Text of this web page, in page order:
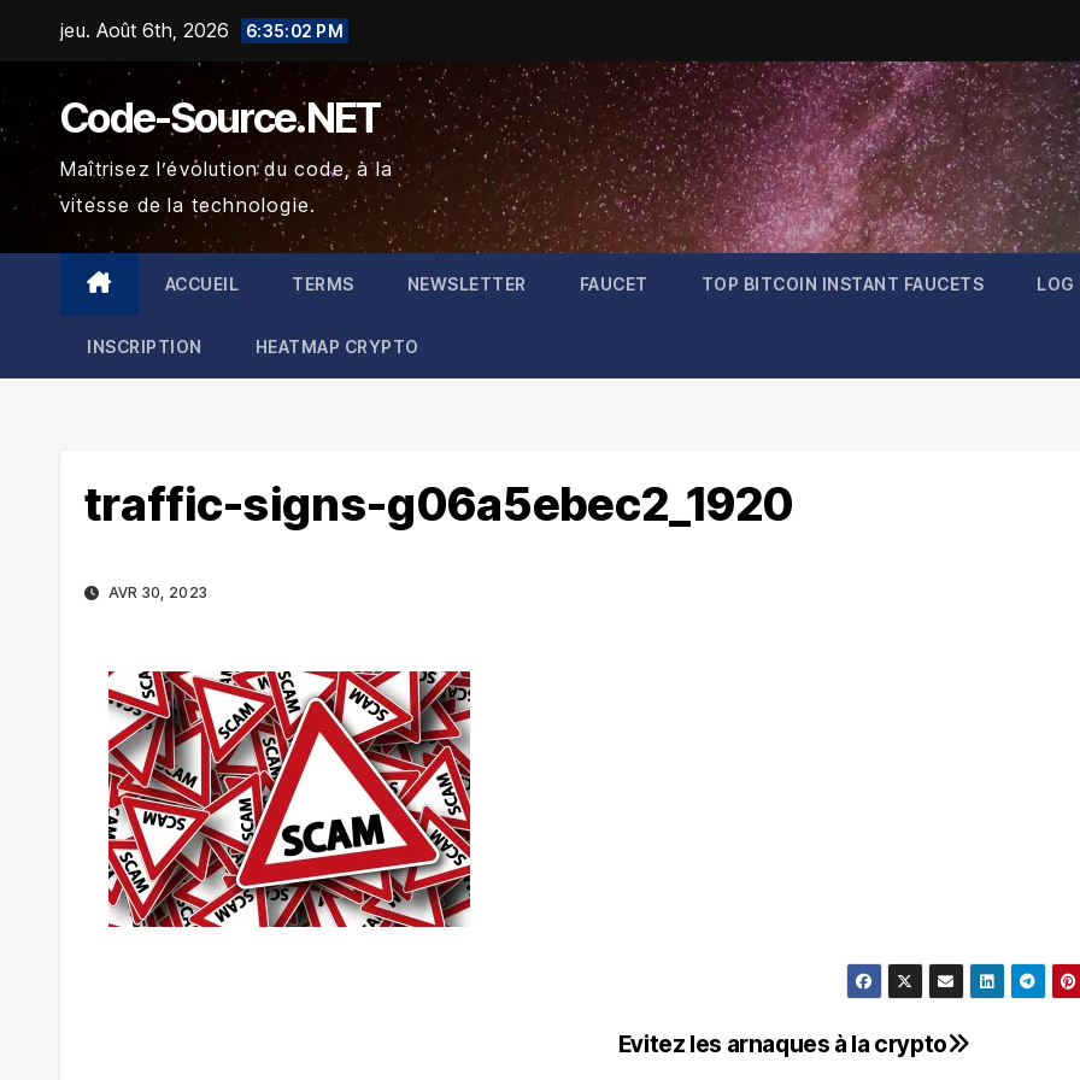
jeu. Août 6th, 2026 6:35:03 PM
Code-Source.NET
Maîtrisez l’évolution du code, à la
vitesse de la technologie.
ACCUEIL TERMS NEWSLETTER FAUCET TOP BITCOIN INSTANT FAUCETS LOG
INSCRIPTION HEATMAP CRYPTO
traffic-signs-g06a5ebec2_1920
AVR 30, 2023
Evitez les arnaques à la crypto